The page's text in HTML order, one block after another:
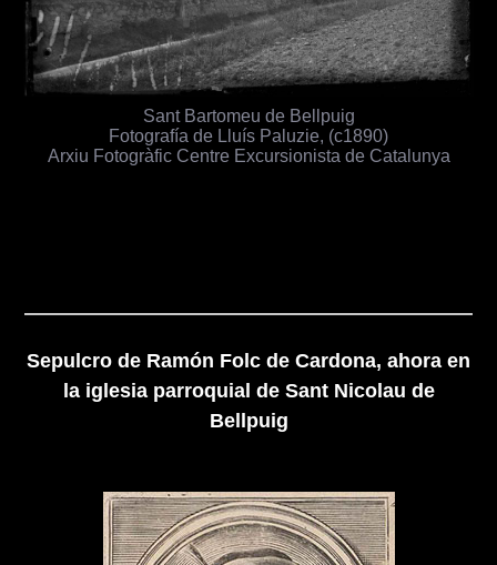
Sant Bartomeu de Bellpuig
Fotografía de Lluís Paluzie, (c1890)
Arxiu Fotogràfic Centre Excursionista de Catalunya
Sepulcro de Ramón Folc de Cardona, ahora en
la iglesia parroquial de Sant Nicolau de
Bellpuig